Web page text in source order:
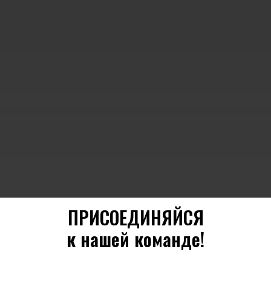
ПРИСОЕДИНЯЙСЯ
к нашей команде!